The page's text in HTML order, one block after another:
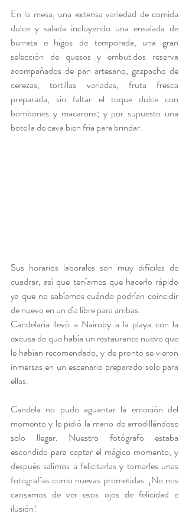
En la mesa, una extensa variedad de comida
dulce y salada incluyendo una ensalada de
burrata e higos de temporada, una gran
selección de quesos y embutidos reserva
acompañados de pan artesano, gazpacho de
cerezas, tortillas variadas, fruta fresca
preparada, sin faltar el toque dulce con
bombones y macarons; y por supuesto una
botella de cava bien fría para brindar.
Sus horarios laborales son muy difíciles de
cuadrar, así que teníamos que hacerlo rápido
ya que no sabíamos cuándo podrían coincidir
de nuevo en un día libre para ambas.
Candelaria llevó a Nairoby a la playa con la
excusa de que había un restaurante nuevo que
le habían recomendado, y de pronto se vieron
inmersas en un escenario preparado solo para
ellas.
Candela no pudo aguantar la emoción del
momento y le pidió la mano de arrodillándose
solo llegar. Nuestro fotógrafo estaba
escondido para captar el mágico momento, y
después salimos a felicitarlas y tomarles unas
fotografías como nuevas prometidas. ¡No nos
cansamos de ver esos ojos de felicidad e
ilusión!